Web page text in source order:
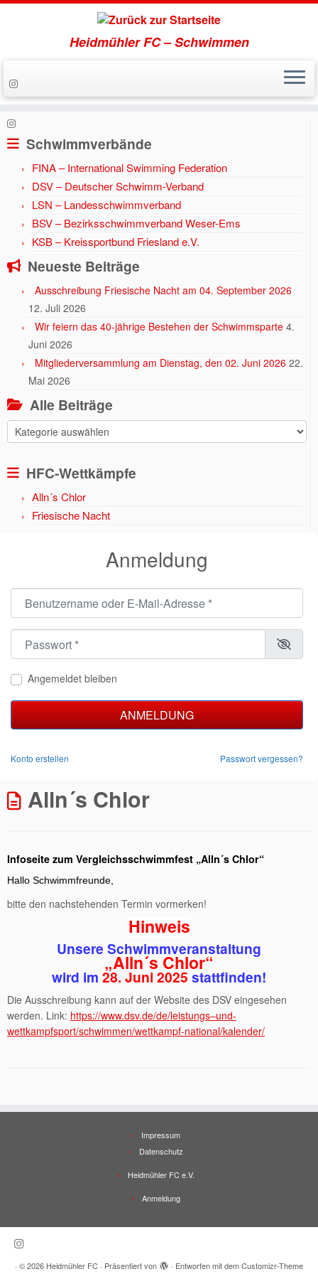
Zum
Inhalt
Heidmühler FC – Schwimmen
Start » Alln´s Chlor
Schwimmverbände
FINA – International Swimming Federation
DSV – Deutscher Schwimm-Verband
LSN – Landesschwimmverband
BSV – Bezirksschwimmverband Weser-Ems
KSB – Kreissportbund Friesland e.V.
Neueste Beiträge
Ausschreibung Friesische Nacht am 04. September 2026
12. Juli 2026
Wir feiern das 40-jährige Bestehen der Schwimmsparte 4.
Juni 2026
Mitgliederversammlung am Dienstag, den 02. Juni 2026 22.
Mai 2026
Alle Beiträge
Alle
Beiträge
HFC-Wettkämpfe
Alln´s Chlor
Friesische Nacht
Anmeldung
Angemeldet bleiben
ANMELDUNG
Konto erstellen Passwort vergessen?
Alln´s Chlor
Infoseite zum Vergleichsschwimmfest „Alln´s Chlor“
Hallo Schwimmfreunde,
bitte den nachstehenden Termin vormerken!
Hinweis
Unsere Schwimmveranstaltung
„Alln´s Chlor“
wird im 28. Juni 2025 stattfinden!
Die Ausschreibung kann auf der Website des DSV eingesehen
werden. Link: https://www.dsv.de/de/leistungs–und-
wettkampfsport/schwimmen/wettkampf-national/kalender/
Impressum
Datenschutz
Heidmühler FC e.V.
Anmeldung
· © 2026 Heidmühler FC · Präsentiert von · Entworfen mit demCustomizr-Theme